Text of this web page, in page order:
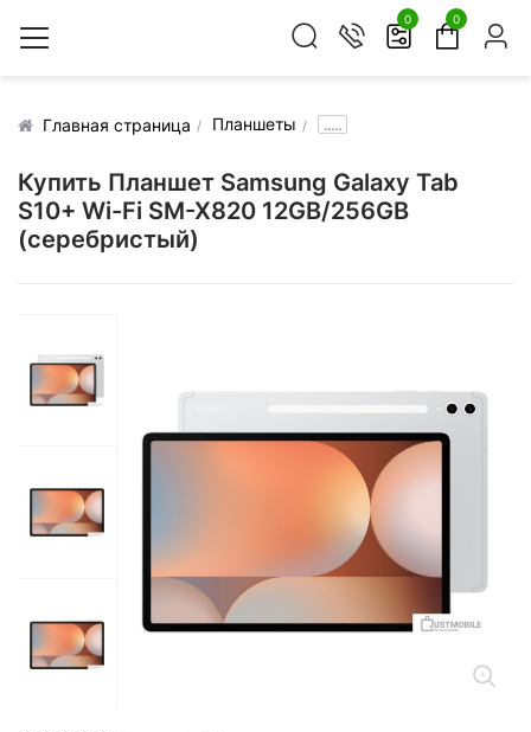
0 0
Главная страница Планшеты .....
Купить Планшет Samsung Galaxy Tab
S10+ Wi-Fi SM-X820 12GB/256GB
(серебристый)